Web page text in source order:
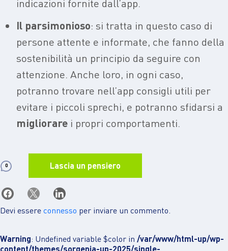
Il parsimonioso: si tratta in questo caso di
persone attente e informate, che fanno della
sostenibilità un principio da seguire con
attenzione. Anche loro, in ogni caso,
potranno trovare nell’app consigli utili per
evitare i piccoli sprechi, e potranno sfidarsi a
migliorare i propri comportamenti.
0 Lascia un pensiero
Devi essereconnesso per inviare un commento.
Warning: Undefined variable $color in /var/www/html-up/wp-
content/themes/sorgenia-up-2025/single-